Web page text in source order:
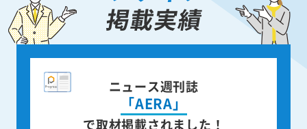
掲載実績
ニュース週刊誌
「AERA」
で取材掲載されました！